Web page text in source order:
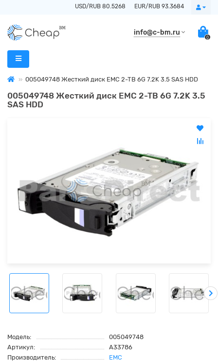
USD/RUB 80.5268 EUR/RUB 93.3684
info@c-bm.ru
0
005049748 Жесткий диск EMC 2-TB 6G 7.2K 3.5 SAS HDD
005049748 Жесткий диск EMC 2-TB 6G 7.2K 3.5
SAS HDD
Модель:
005049748
Артикул:
A33786
Производитель:
EMC